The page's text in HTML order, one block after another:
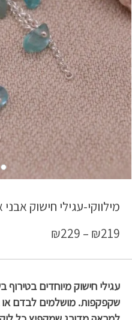
מילווקי-עגילי חישוק
₪219
–
₪229
עגילי חישוק מיוחדים בטירוף
שקפקפות. מושלמים לבדם או